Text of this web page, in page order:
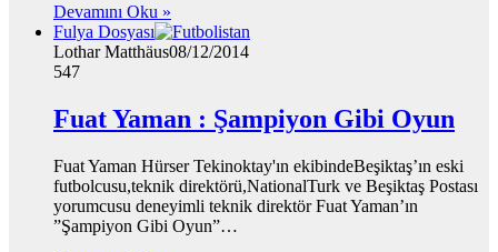
Devamını Oku »
Fulya Dosyası
Lothar Matthäus08/12/2014
547
Fuat Yaman : Şampiyon Gibi Oyun
Fuat Yaman Hürser Tekinoktay'ın ekibindeBeşiktaş’ın eski
futbolcusu,teknik direktörü,NationalTurk ve Beşiktaş Postası
yorumcusu deneyimli teknik direktör Fuat Yaman’ın
”Şampiyon Gibi Oyun”…